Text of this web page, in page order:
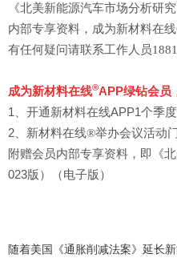
《北美新能源汽车市场分析研
内部专享资料，成为新材料在
有任何疑问请联系工作人员
成为新材料在线®APP绿钻会员
1、开通新材料在线APP1个季
2、 新材料在线®举办会议活动
附赠会员内部专享资料， 即《
023版）（电子版）
随着美国《通胀削减法案》延长